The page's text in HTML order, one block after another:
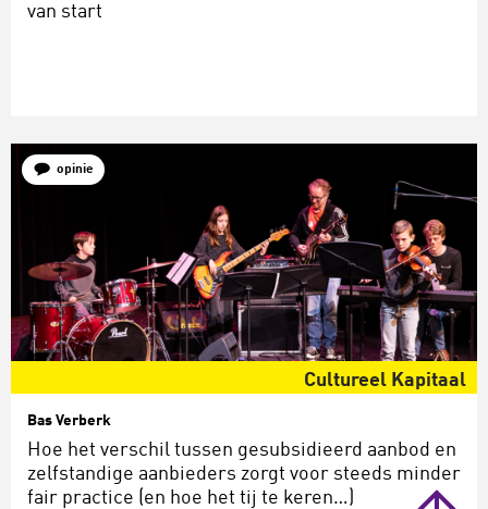
van start
opinie
Cultureel Kapitaal
Bas Verberk
Hoe het verschil tussen gesubsidieerd aanbod en
zelfstandige aanbieders zorgt voor steeds minder
fair practice (en hoe het tij te keren…)